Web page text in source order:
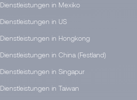
Dienstleistungen in Mexiko
Dienstleistungen in US
Dienstleistungen in Hongkong
Dienstleistungen in China (Festland)
Dienstleistungen in Singapur
Dienstleistungen in Taiwan